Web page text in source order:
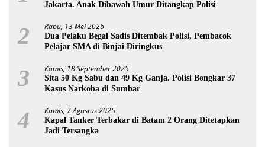
Jakarta. Anak Dibawah Umur Ditangkap Polisi
2 Rabu, 13 Mei 2026
Dua Pelaku Begal Sadis Ditembak Polisi, Pembacok
Pelajar SMA di Binjai Diringkus
3 Kamis, 18 September 2025
Sita 50 Kg Sabu dan 49 Kg Ganja. Polisi Bongkar 37
Kasus Narkoba di Sumbar
4 Kamis, 7 Agustus 2025
Kapal Tanker Terbakar di Batam 2 Orang Ditetapkan
Jadi Tersangka